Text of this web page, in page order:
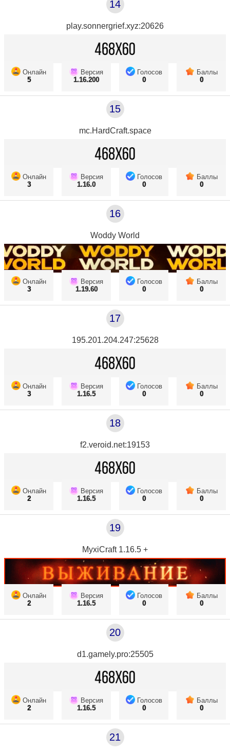
14
play.sonnergrief.xyz:20626
Онлайн
5
Версия
1.16.200
Голосов
0
Баллы
0
15
mc.HardCraft.space
Онлайн
3
Версия
1.16.0
Голосов
0
Баллы
0
16
Woddy World
Онлайн
3
Версия
1.19.60
Голосов
0
Баллы
0
17
195.201.204.247:25628
Онлайн
3
Версия
1.16.5
Голосов
0
Баллы
0
18
f2.veroid.net:19153
Онлайн
2
Версия
1.16.5
Голосов
0
Баллы
0
19
MyxiCraft 1.16.5 +
Онлайн
2
Версия
1.16.5
Голосов
0
Баллы
0
20
d1.gamely.pro:25505
Онлайн
2
Версия
1.16.5
Голосов
0
Баллы
0
21